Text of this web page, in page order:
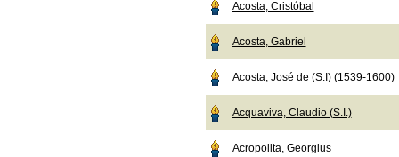
Acosta, Cristóbal
Acosta, Gabriel
Acosta, José de (S.I) (1539-1600)
Acquaviva, Claudio (S.I.)
Acropolita, Georgius